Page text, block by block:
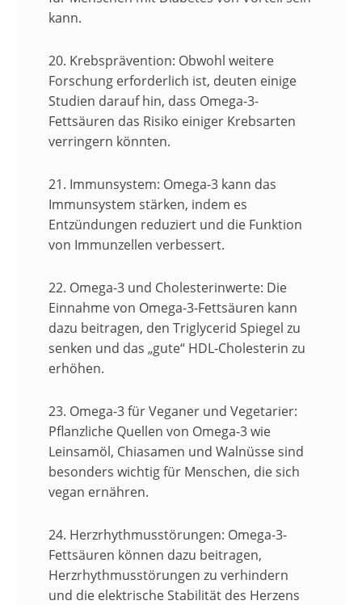
kann.
20. Krebsprävention: Obwohl weitere
Forschung erforderlich ist, deuten einige
Studien darauf hin, dass Omega-3-
Fettsäuren das Risiko einiger Krebsarten
verringern könnten.
21. Immunsystem: Omega-3 kann das
Immunsystem stärken, indem es
Entzündungen reduziert und die Funktion
von Immunzellen verbessert.
22. Omega-3 und Cholesterinwerte: Die
Einnahme von Omega-3-Fettsäuren kann
dazu beitragen, den Triglycerid Spiegel zu
senken und das „gute“ HDL-Cholesterin zu
erhöhen.
23. Omega-3 für Veganer und Vegetarier:
Pflanzliche Quellen von Omega-3 wie
Leinsamöl, Chiasamen und Walnüsse sind
besonders wichtig für Menschen, die sich
vegan ernähren.
24. Herzrhythmusstörungen: Omega-3-
Fettsäuren können dazu beitragen,
Herzrhythmusstörungen zu verhindern
und die elektrische Stabilität des Herzens